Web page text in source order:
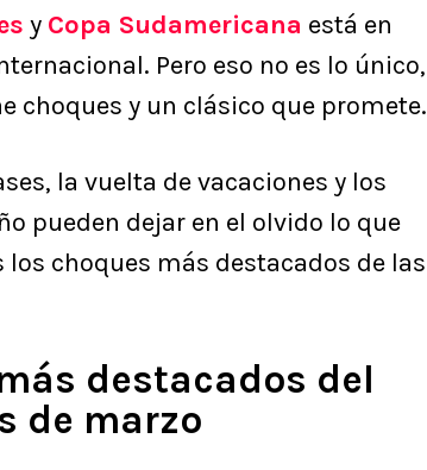
y Copa Sudamericana está en
Pero eso no es lo único,
choques y un clásico que promete.
la vuelta de vacaciones y los
pueden dejar en el olvido lo que
choques más destacados de las
destacados del
de marzo